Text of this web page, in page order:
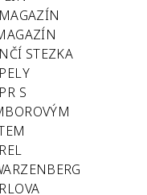
STEZKA
S